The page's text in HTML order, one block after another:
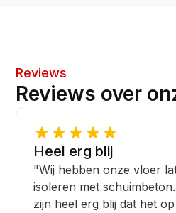
Reviews
Reviews over
Heel erg blij
"Wij hebben onze vloer
isoleren met
zijn heel erg blij dat het